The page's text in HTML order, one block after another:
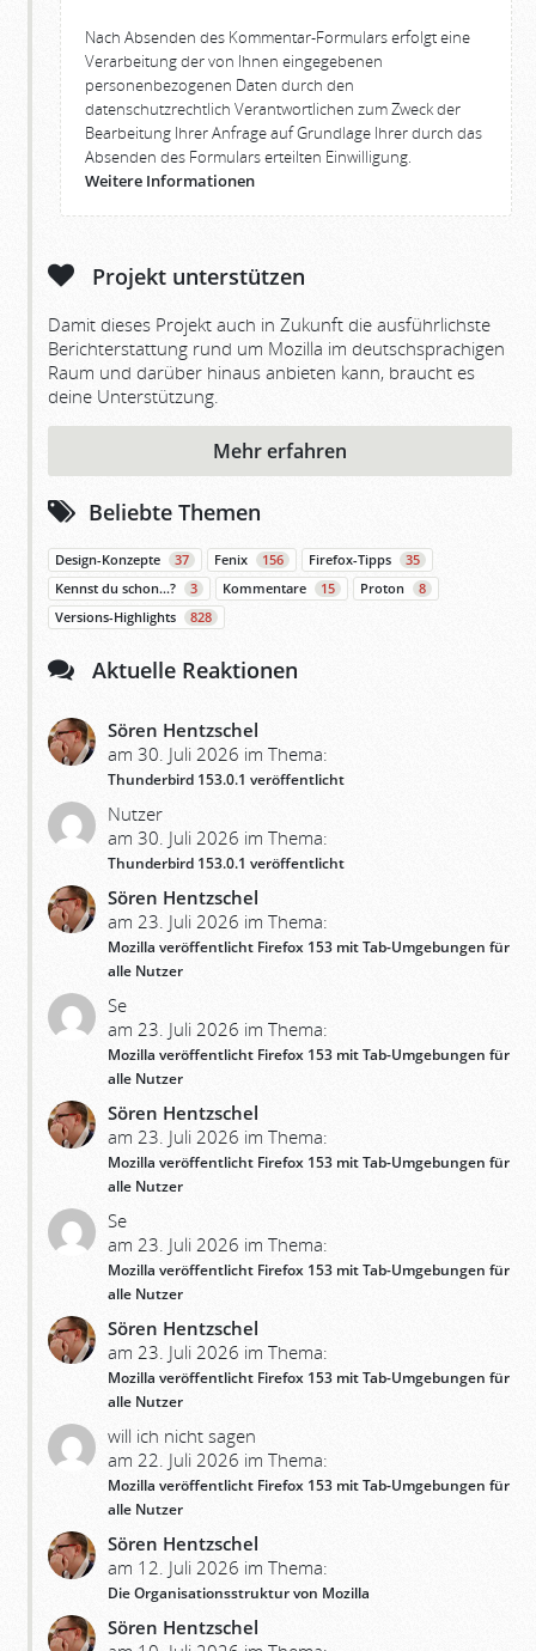
Nach Absenden des Kommentar-Formulars erfolgt eine
Verarbeitung der von Ihnen eingegebenen
personenbezogenen Daten durch den
datenschutzrechtlich Verantwortlichen zum Zweck der
Bearbeitung Ihrer Anfrage auf Grundlage Ihrer durch das
Absenden des Formulars erteilten Einwilligung.
Weitere Informationen
Projekt unterstützen
Damit dieses Projekt auch in Zukunft die ausführlichste
Berichterstattung rund um Mozilla im deutschsprachigen
Raum und darüber hinaus anbieten kann, braucht es
deine Unterstützung.
Mehr erfahren
Beliebte Themen
Design-Konzepte 37 Fenix 156 Firefox-Tipps
35
Kennst du schon…?
3 Kommentare 15 Proton
8
Versions-Highlights
828
Aktuelle Reaktionen
Sören Hentzschel
am 30. Juli 2026 im Thema:
Thunderbird 153.0.1 veröffentlicht
Nutzer
am 30. Juli 2026 im Thema:
Thunderbird 153.0.1 veröffentlicht
Sören Hentzschel
am 23. Juli 2026 im Thema:
Mozilla veröffentlicht Firefox 153 mit Tab-Umgebungen für
alle Nutzer
Se
am 23. Juli 2026 im Thema:
Mozilla veröffentlicht Firefox 153 mit Tab-Umgebungen für
alle Nutzer
Sören Hentzschel
am 23. Juli 2026 im Thema:
Mozilla veröffentlicht Firefox 153 mit Tab-Umgebungen für
alle Nutzer
Se
am 23. Juli 2026 im Thema:
Mozilla veröffentlicht Firefox 153 mit Tab-Umgebungen für
alle Nutzer
Sören Hentzschel
am 23. Juli 2026 im Thema:
Mozilla veröffentlicht Firefox 153 mit Tab-Umgebungen für
alle Nutzer
will ich nicht sagen
am 22. Juli 2026 im Thema:
Mozilla veröffentlicht Firefox 153 mit Tab-Umgebungen für
alle Nutzer
Sören Hentzschel
am 12. Juli 2026 im Thema:
Die Organisationsstruktur von Mozilla
Sören Hentzschel